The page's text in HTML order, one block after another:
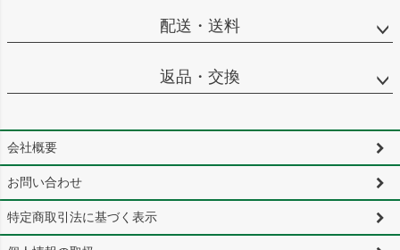
配送・送料
返品・交換
会社概要
お問い合わせ
特定商取引法に基づく表示